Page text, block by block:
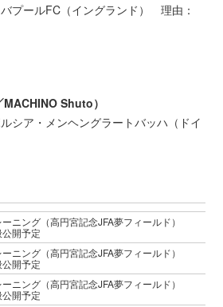
ールFC（イングランド） 理由：
Shuto）
ア・メンヘングラートバッハ（ドイ
ーニング（高円宮記念JFA夢フィールド）
開予定
ーニング（高円宮記念JFA夢フィールド）
開予定
ーニング（高円宮記念JFA夢フィールド）
開予定